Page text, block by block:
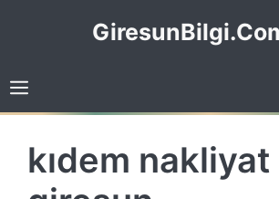
kıdem nakliyat